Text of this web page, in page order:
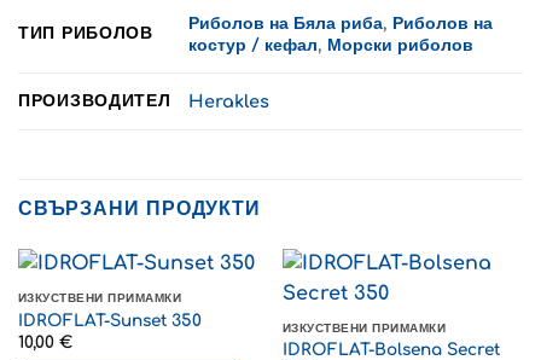
ТИП РИБОЛОВ Риболов на Бяла риба, Риболов на
костур / кефал, Морски риболов
ПРОИЗВОДИТЕЛ Herakles
СВЪРЗАНИ ПРОДУКТИ
ИЗКУСТВЕНИ ПРИМАМКИ
IDROFLAT-Sunset 350
10,00 €
ИЗКУСТВЕНИ ПРИМАМКИ
IDROFLAT-Bolsena Secret